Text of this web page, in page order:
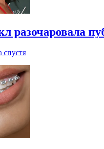
разочаровала
спустя